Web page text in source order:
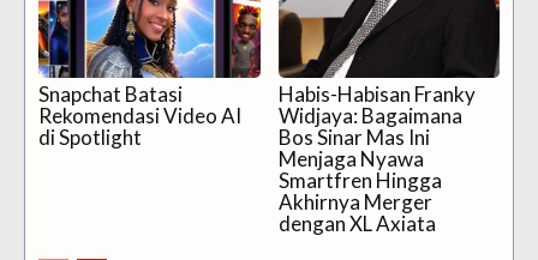
Snapchat Batasi
Rekomendasi Video AI
di Spotlight
Habis-Habisan Franky
Widjaya: Bagaimana
Bos Sinar Mas Ini
Menjaga Nyawa
Smartfren Hingga
Akhirnya Merger
dengan XL Axiata